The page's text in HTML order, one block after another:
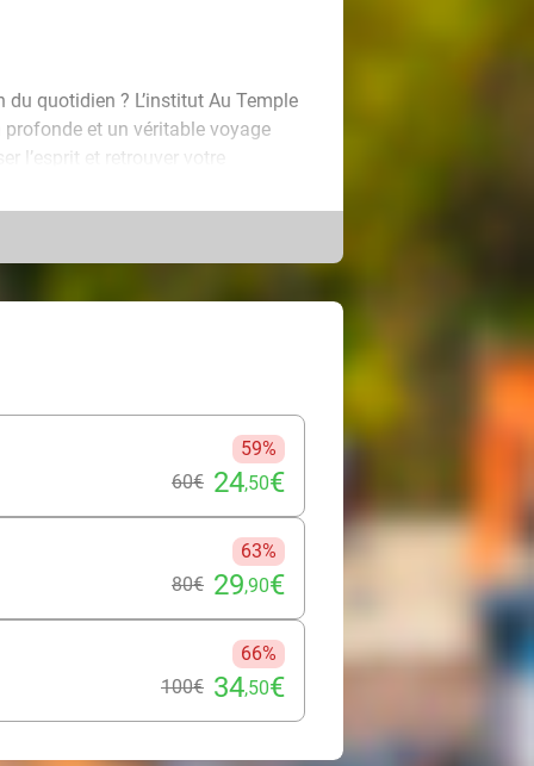
quotidien ? L’institut Au Temple
et un véritable voyage
l’esprit et retrouver votre
favoriser la relaxation et
plantaire (50 min).
vous aux mains expertes d’un
59%
60€ 24,50€
63%
80€ 29,90€
66%
100€ 34,50€